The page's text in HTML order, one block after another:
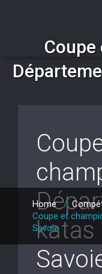
Home/
Coupe et
Savoie
katas